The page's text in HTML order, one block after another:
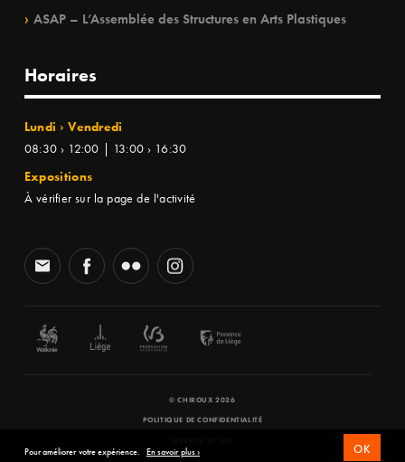
ASAP – L’Assemblée des Structures en Arts Plastiques
Horaires
Lundi › Vendredi
08:30 › 12:00 | 13:00 › 16:30
Expositions
À vérifier sur la page de l'activité
© CHIROUX 2026
POLITIQUE DE CONFIDENTIALITÉ
Pour améliorer votre expérience. En savoir plus › OK